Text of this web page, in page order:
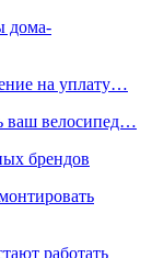
дома-
на уплату…
ваш велосипед…
брендов
работать